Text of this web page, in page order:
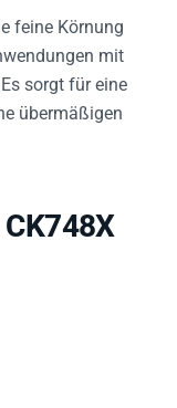
feine Körnung
mit
sorgt für eine
übermäßigen